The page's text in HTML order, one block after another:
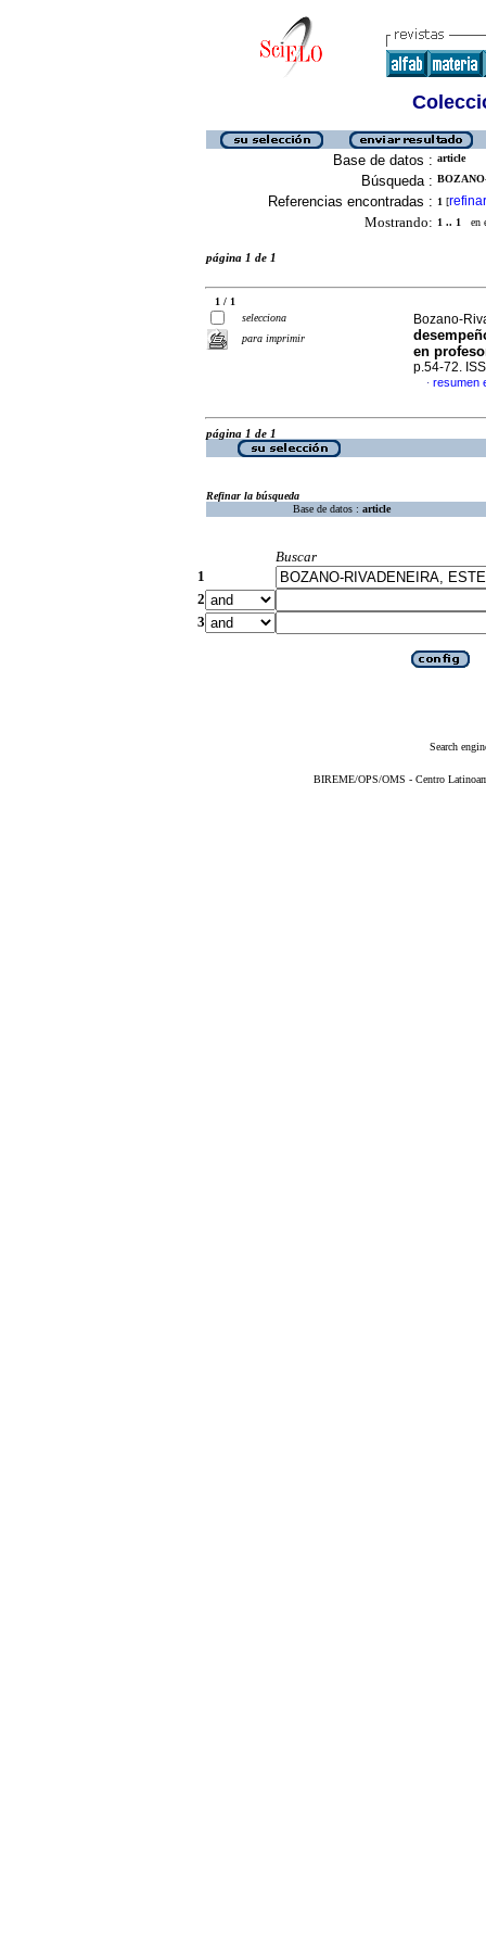
Base de datos : article
Búsqueda :
Referencias encontradas : 1 [refinar
Mostrando: 1 .. 1 en
página 1 de 1
1 / 1
selecciona
para imprimir
Bozano-
en
p.54-72.
· resumen
página 1 de 1
Refinar la búsqueda
Base de datos : article
Buscar
1
2
3
Search
BIREME/OPS/OMS - Centro